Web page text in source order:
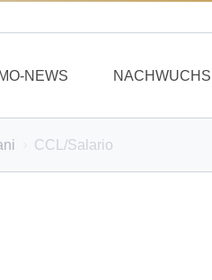
NEWS NACHWUCHS
CCL/Salario